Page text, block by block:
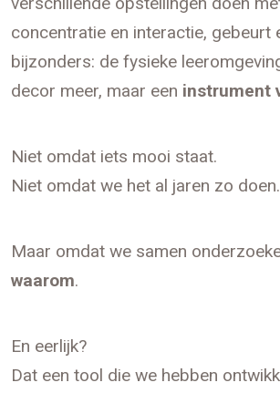
concentratie en interactie, gebeurt
bijzonders: de fysieke
decor meer, maar een instrument
Niet omdat iets mooi staat.
Niet omdat we het al jaren zo doen.
Maar omdat we samen
waarom.
En eerlijk?
Dat een tool die we hebben